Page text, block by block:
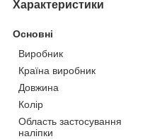
Характеристики
Основні
Виробник
Країна виробник
Довжина
Колір
Область застосування
наліпки